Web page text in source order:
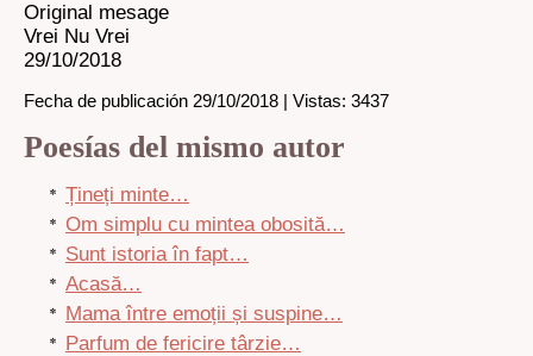
Original mesage
Vrei Nu Vrei
29/10/2018
Fecha de publicación 29/10/2018 | Vistas: 3437
Poesías del mismo autor
Țineți minte…
Om simplu cu mintea obosită…
Sunt istoria în fapt…
Acasă…
Mama între emoții și suspine…
Parfum de fericire târzie…